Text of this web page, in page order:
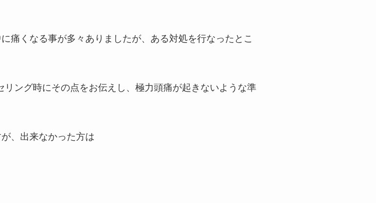
痛くなる事が多々ありましたが、ある対処を行なったとこ
ング時にその点をお伝えし、極力頭痛が起きないような準
、出来なかった方は